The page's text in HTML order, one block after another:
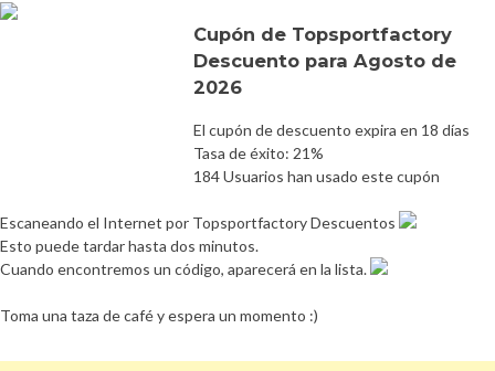
Cupón de Topsportfactory
Descuento para Agosto de
2026
El cupón de descuento expira en 18 días
Tasa de éxito: 21%
184 Usuarios han usado este cupón
Escaneando el Internet por Topsportfactory Descuentos
Esto puede tardar hasta dos minutos.
Cuando encontremos un código, aparecerá en la lista.
Toma una taza de café y espera un momento :)